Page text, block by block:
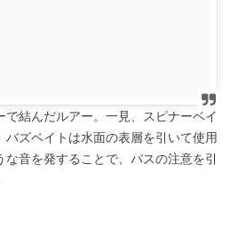
結んだルアー。一見、スピナーベイ
バズベイトは水面の表層を引いて使用
音を発することで、バスの注意を引